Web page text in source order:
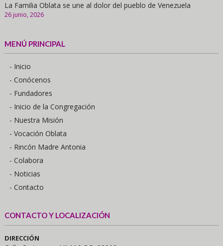
La Familia Oblata se une al dolor del pueblo de Venezuela
26 junio, 2026
MENÚ PRINCIPAL
- Inicio
- Conócenos
- Fundadores
- Inicio de la Congregación
- Nuestra Misión
- Vocación Oblata
- Rincón Madre Antonia
- Colabora
- Noticias
- Contacto
CONTACTO Y LOCALIZACIÓN
DIRECCIÓN